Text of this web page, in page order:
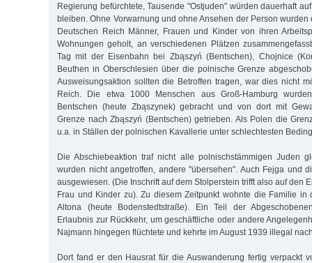
Regierung befürchtete, Tausende "Ostjuden" würden dauerhaft
bleiben. Ohne Vorwarnung und ohne Ansehen der Person
Deutschen Reich Männer, Frauen und Kinder von ihren
Wohnungen geholt, an verschiedenen Plätzen
Tag mit der Eisenbahn bei Zbąszyń (Bentschen), Chojnice
Beuthen in Oberschlesien über die polnische Grenze
Ausweisungsaktion sollten die Betroffen tragen, war dies nicht
Reich. Die etwa 1000 Menschen aus Groß-Hamburg
Bentschen (heute Zbąszynek) gebracht und von dort mit
Grenze nach Zbąszyń (Bentschen) getrieben. Als Polen die
u.a. in Ställen der polnischen Kavallerie unter schlechtesten
Die Abschiebeaktion traf nicht alle polnischstämmigen Juden
wurden nicht angetroffen, andere "übersehen". Auch Fejga und
ausgewiesen. (Die Inschrift auf dem Stolperstein trifft also auf den
Frau und Kinder zu). Zu diesem Zeitpunkt wohnte die Familie in
Altona (heute Bodenstedtstraße). Ein Teil der
Erlaubnis zur Rückkehr, um geschäftliche oder andere
Najmann hingegen flüchtete und kehrte im August 1939 illegal
Dort fand er den Hausrat für die Auswanderung fertig verpackt